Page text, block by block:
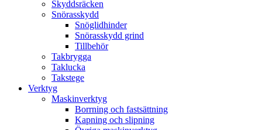
Skyddsräcken
Snörasskydd
Snöglidhinder
Snörasskydd grind
Tillbehör
Takbrygga
Taklucka
Takstege
Verktyg
Maskinverktyg
Borrning och fastsättning
Kapning och slipning